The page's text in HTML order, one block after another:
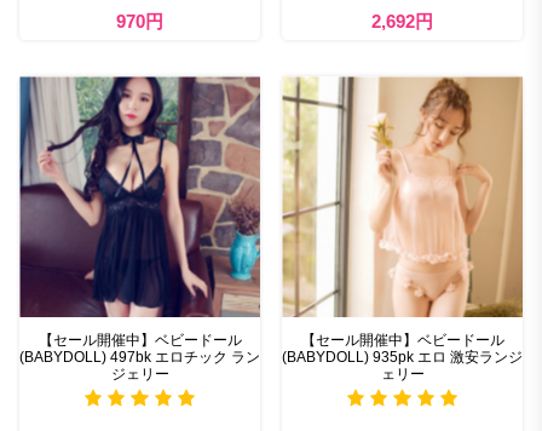
970円 2,692円
【セール開催中】ベビードール
(BABYDOLL) 497bk エロチック ラン
ジェリー
【セール開催中】ベビードール
(BABYDOLL) 935pk エロ 激安ランジ
ェリー